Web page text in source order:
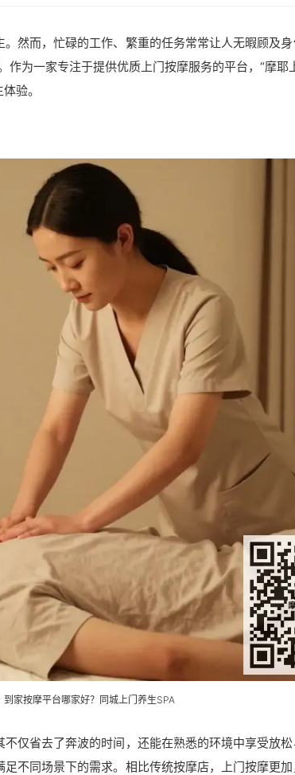
然而，忙碌的工作、繁重的任务常常让人无暇顾及身
作为一家专注于提供优质上门按摩服务的平台，“摩耶
验。
到家按摩平台哪家好？同城上门养生SPA
仅省去了奔波的时间，还能在熟悉的环境中享受放
不同场景下的需求。相比传统按摩店，上门按摩更